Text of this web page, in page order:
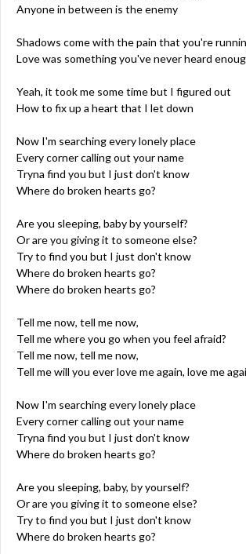
Anyone in between is the enemy
Shadows come with the pain that you're
Love was something you've never heard
Yeah, it took me some time but I figured out
How to fix up a heart that I let down
Now I'm searching every lonely place
Every corner calling out your name
Tryna find you but I just don't know
Where do broken hearts go?
Are you sleeping, baby by yourself?
Or are you giving it to someone else?
Try to find you but I just don't know
Where do broken hearts go?
Where do broken hearts go?
Tell me now, tell me now,
Tell me where you go when you feel afraid?
Tell me now, tell me now,
Tell me will you ever love me again, love me
Now I'm searching every lonely place
Every corner calling out your name
Tryna find you but I just don't know
Where do broken hearts go?
Are you sleeping, baby, by yourself?
Or are you giving it to someone else?
Try to find you but I just don't know
Where do broken hearts go?